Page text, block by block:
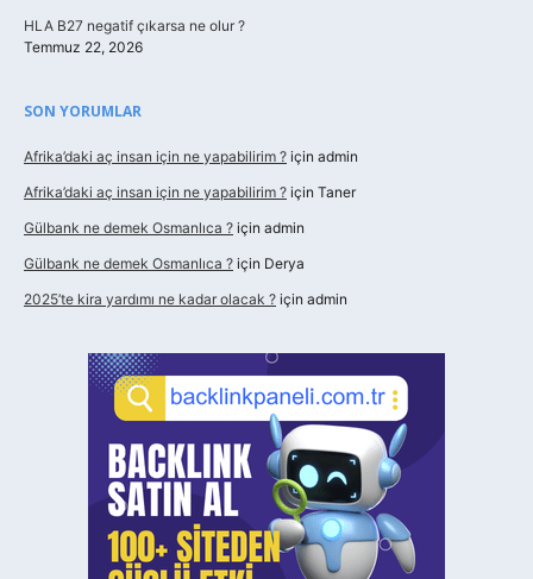
HLA B27 negatif çıkarsa ne olur ?
Temmuz 22, 2026
SON YORUMLAR
Afrika’daki aç insan için ne yapabilirim ? için admin
Afrika’daki aç insan için ne yapabilirim ? için Taner
Gülbank ne demek Osmanlıca ? için admin
Gülbank ne demek Osmanlıca ? için Derya
2025’te kira yardımı ne kadar olacak ? için admin